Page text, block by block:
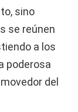
sino
se reúnen
a los
poderosa
del